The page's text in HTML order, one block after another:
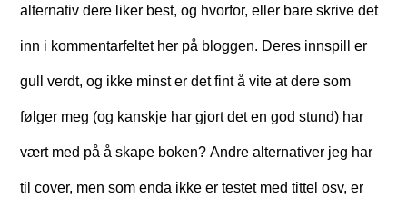
alternativ dere liker best, og hvorfor, eller bare skrive det
inn i kommentarfeltet her på bloggen. Deres innspill er
gull verdt, og ikke minst er det fint å vite at dere som
følger meg (og kanskje har gjort det en god stund) har
vært med på å skape boken? Andre alternativer jeg har
til cover, men som enda ikke er testet med tittel osv, er